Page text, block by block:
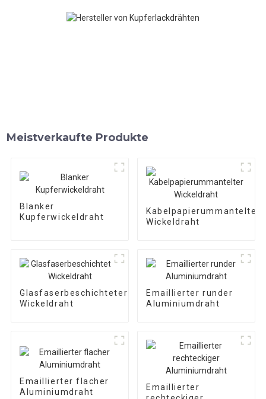
Meistverkaufte Produkte
Blanker
Kupferwickeldraht
Kabelpapierummantelter
Wickeldraht
Glasfaserbeschichteter
Wickeldraht
Emaillierter runder
Aluminiumdraht
Emaillierter flacher
Aluminiumdraht
Emaillierter